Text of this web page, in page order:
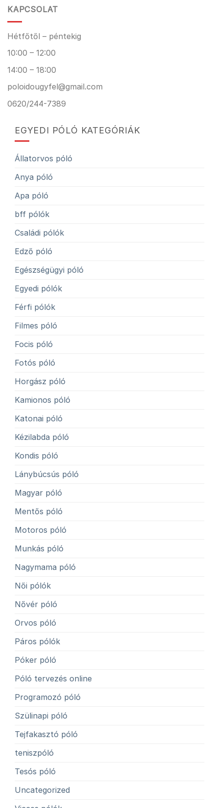
KAPCSOLAT
Hétfőtől – péntekig
10:00 – 12:00
14:00 – 18:00
poloidougyfel@gmail.com
0620/244-7389
EGYEDI PÓLÓ KATEGÓRIÁK
Állatorvos póló
Anya póló
Apa póló
bff pólók
Családi pólók
Edző póló
Egészségügyi póló
Egyedi pólók
Férfi pólók
Filmes póló
Focis póló
Fotós póló
Horgász póló
Kamionos póló
Katonai póló
Kézilabda póló
Kondis póló
Lánybúcsús póló
Magyar póló
Mentős póló
Motoros póló
Munkás póló
Nagymama póló
Női pólók
Nővér póló
Orvos póló
Páros pólók
Póker póló
Póló tervezés online
Programozó póló
Szülinapi póló
Tejfakasztó póló
teniszpóló
Tesós póló
Uncategorized